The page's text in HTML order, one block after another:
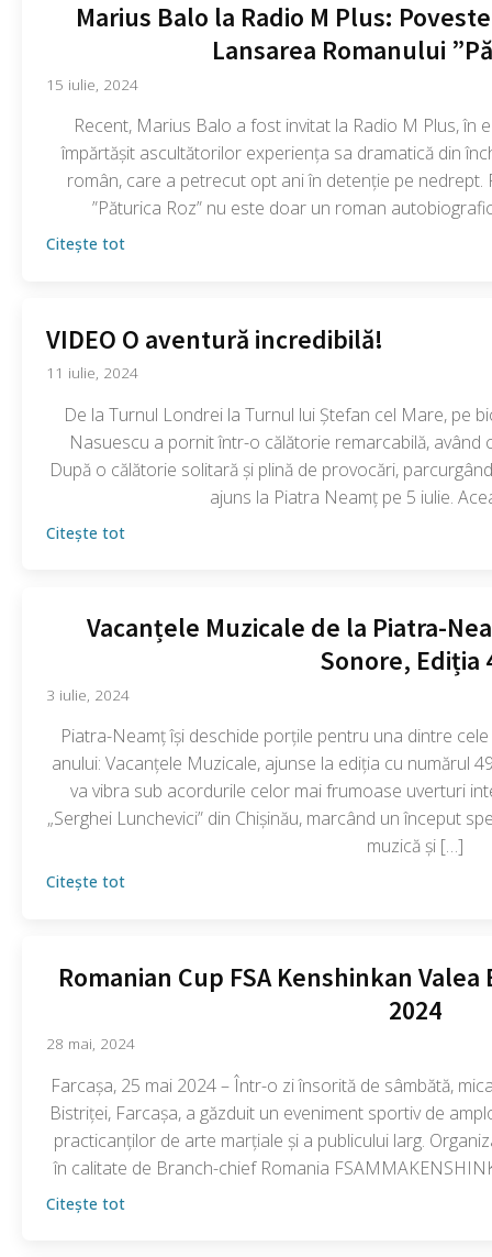
Marius Balo la Radio M Plus:
Lansarea Romanului
15 iulie, 2024
Recent, Marius Balo a fost invitat la Radio M Plus, în
împărtășit ascultătorilor experiența sa dramatică din
român, care a petrecut opt ani în detenție pe nedrept.
”Păturica Roz” nu este doar un roman
Citește tot
VIDEO O aventură incredibilă!
11 iulie, 2024
De la Turnul Londrei la Turnul lui Ștefan cel Mare, pe
Nasuescu a pornit într-o călătorie remarcabilă,
După o călătorie solitară și plină de provocări,
ajuns la Piatra Neamț pe 5 iulie.
Citește tot
Vacanțele Muzicale de la Piatra-
Sonore, Ediția
3 iulie, 2024
Piatra-Neamț își deschide porțile pentru una dintre
anului: Vacanțele Muzicale, ajunse la ediția cu numărul
va vibra sub acordurile celor mai frumoase uverturi
„Serghei Lunchevici” din Chișinău, marcând un început
muzică și […]
Citește tot
Romanian Cup FSA Kenshinkan
2024
28 mai, 2024
Farcașa, 25 mai 2024 – Într-o zi însorită de sâmbătă,
Bistriței, Farcașa, a găzduit un eveniment sportiv de
practicanților de arte marțiale și a publicului larg.
în calitate de Branch-chief Romania
Citește tot